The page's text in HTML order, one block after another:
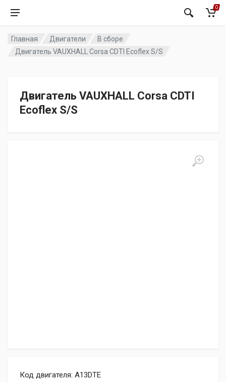
0
Главная Двигатели
В сборе
Двигатель VAUXHALL Corsa CDTI Ecoflex S/S
Двигатель VAUXHALL Corsa CDTI
Ecoflex S/S
Код двигателя: A13DTE